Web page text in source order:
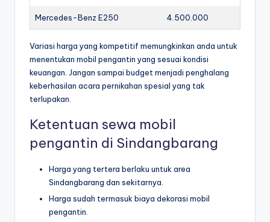
Mercedes-Benz E250 4.500.000
Variasi harga yang kompetitif memungkinkan anda untuk
menentukan mobil pengantin yang sesuai kondisi
keuangan. Jangan sampai budget menjadi penghalang
keberhasilan acara pernikahan spesial yang tak
terlupakan.
Ketentuan sewa mobil
pengantin di Sindangbarang
Harga yang tertera berlaku untuk area
Sindangbarang dan sekitarnya.
Harga sudah termasuk biaya dekorasi mobil
pengantin.